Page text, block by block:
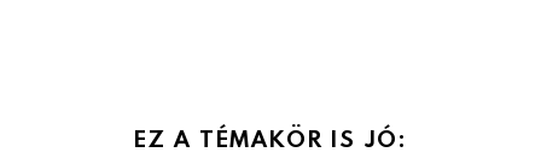
EZ A TÉMAKÖR IS JÓ: